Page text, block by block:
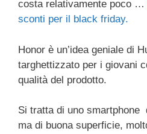
costa relativamente poco …
sconti per il black friday.
Honor è un’idea geniale di
targhettizzato per i giovani
qualità del prodotto.
Si tratta di uno smartphone
ma di buona superficie,